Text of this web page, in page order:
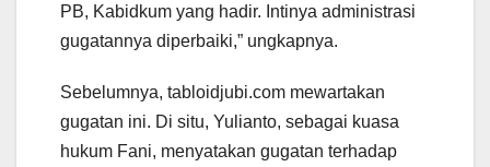
PB, Kabidkum yang hadir. Intinya administrasi
gugatannya diperbaiki,” ungkapnya.
Sebelumnya, tabloidjubi.com mewartakan
gugatan ini. Di situ, Yulianto, sebagai kuasa
hukum Fani, menyatakan gugatan terhadap